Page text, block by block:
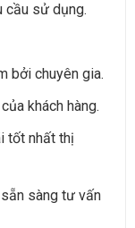
cầu sử dụng.
bởi chuyên gia.
khách hàng.
tốt nhất thị
sàng tư vấn